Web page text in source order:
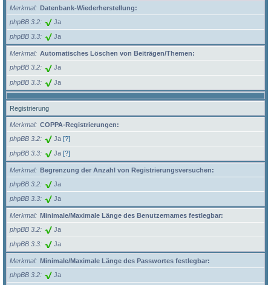
Merkmal
Datenbank-Wiederherstellung:
phpBB 3.2
Ja
phpBB 3.3 Ja
Merkmal
Automatisches Löschen von Beiträgen/Themen:
phpBB 3.2
Ja
phpBB 3.3 Ja
Registrierung
Merkmal
COPPA-Registrierungen:
phpBB 3.2
Ja [?]
phpBB 3.3 Ja [?]
Merkmal
Begrenzung der Anzahl von Registrierungsversuchen:
phpBB 3.2
Ja
phpBB 3.3 Ja
Merkmal
Minimale/Maximale Länge des Benutzernames festlegbar:
phpBB 3.2
Ja
phpBB 3.3 Ja
Merkmal
Minimale/Maximale Länge des Passwortes festlegbar:
phpBB 3.2
Ja